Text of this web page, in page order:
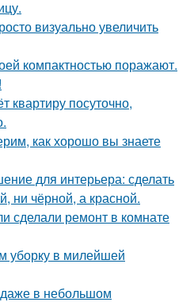
визуально увеличить
компактностью поражают.
квартиру посуточно,
как хорошо вы знаете
для интерьера: сделать
ни чёрной, а красной.
сделали ремонт в комнате
уборку в милейшей
в небольшом